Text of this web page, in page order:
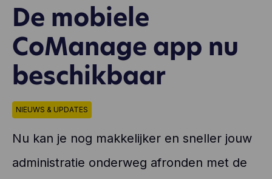
De mobiele
CoManage app nu
beschikbaar
NIEUWS & UPDATES
Nu kan je nog makkelijker en sneller jouw
administratie onderweg afronden met de